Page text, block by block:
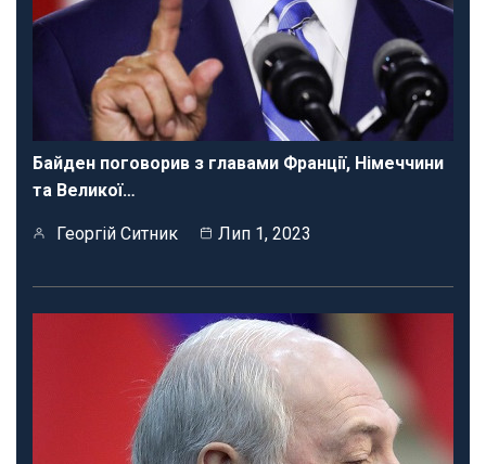
Байден поговорив з главами Франції, Німеччини
та Великої…
Георгій Ситник Лип 1, 2023